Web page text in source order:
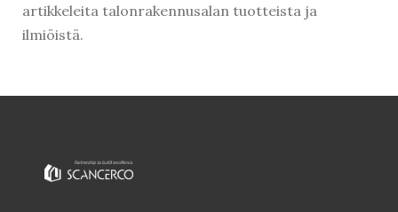
artikkeleita talonrakennusalan tuotteista ja
ilmiöistä.